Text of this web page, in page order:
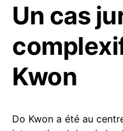
Un cas
Kwon
Do Kwon a été au